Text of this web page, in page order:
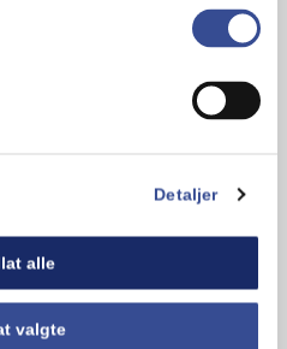
Detaljer
alle
valgte
etter bruk